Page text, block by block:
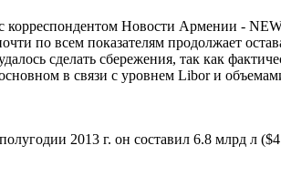
корреспондентом Новости Армении -
по всем показателям продолжает
сделать сбережения, так как
в связи с уровнем Libor и
2013 г. он составил 6.8 млрд л ($4